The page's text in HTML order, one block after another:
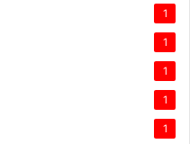
1
1
1
1
1